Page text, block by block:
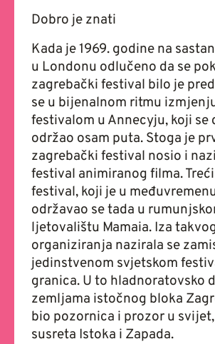
Dobro je znati
Kada je 1969. godine na
u Londonu odlučeno da se
zagrebački festival bilo je
se u bijenalnom ritmu
festivalom u Annecyju, koji se
održao osam puta. Stoga je
zagrebački festival nosio i
festival animiranog filma.
festival, koji je u
održavao se tada u
ljetovalištu Mamaia. Iza
organiziranja nazirala se
jedinstvenom svjetskom
granica. U to hladnoratovsko
zemljama istočnog bloka
bio pozornica i prozor u
susreta Istoka i Zapada.